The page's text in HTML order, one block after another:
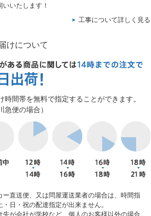
いいたします！
工事について詳しく見る
けについて
時間帯を無料で指定することができます。
急便の場合）
ー直送便、又は問屋運送業者の場合は、時間指
・日・祝の配達指定が出来ません。
先が会社が学校など、個人のお客様以外の場合、